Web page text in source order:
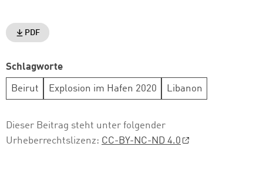
PDF
Schlagworte
Beirut Explosion im Hafen 2020 Libanon
Dieser Beitrag steht unter folgender
Urheberrechtslizenz: CC-BY-NC-ND 4.0